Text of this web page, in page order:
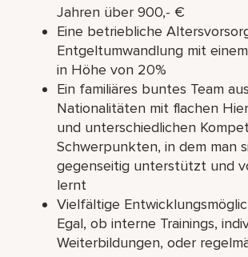
Jahren über 900,- €
Eine betriebliche
Entgeltumwandlung mit
in Höhe von 20%
Ein familiäres buntes Team
Nationalitäten mit flachen
und unterschiedlichen
Schwerpunkten, in dem man
gegenseitig unterstützt und
lernt
Vielfältige
Egal, ob interne Trainings,
Weiterbildungen, oder